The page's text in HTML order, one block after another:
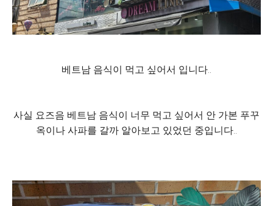
베트남 음식이 먹고 싶어서 입니다..
사실 요즈음 베트남 음식이 너무 먹고 싶어서 안 가본 푸꾸
옥이나 사파를 갈까 알아보고 있었던 중입니다..